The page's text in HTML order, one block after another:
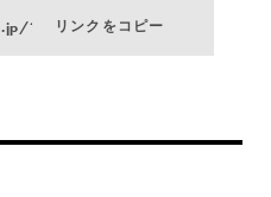
?p=29529リンクをコピー